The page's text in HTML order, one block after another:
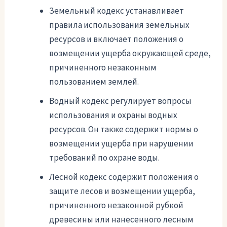
Земельный кодекс устанавливает
правила использования земельных
ресурсов и включает положения о
возмещении ущерба окружающей среде,
причиненного незаконным
пользованием землей.
Водный кодекс регулирует вопросы
использования и охраны водных
ресурсов. Он также содержит нормы о
возмещении ущерба при нарушении
требований по охране воды.
Лесной кодекс содержит положения о
защите лесов и возмещении ущерба,
причиненного незаконной рубкой
древесины или нанесенного лесным